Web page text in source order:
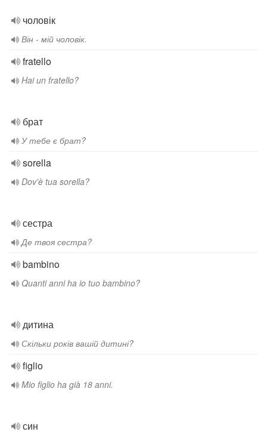
чоловік
Він - мій чоловік.
fratello
Hai un fratello?
брат
У тебе є брат?
sorella
Dov'è tua sorella?
сестра
Де твоя сестра?
bambino
Quanti anni ha io tuo bambino?
дитина
Скільки років вашій дитині?
figlio
Mio figlio ha già 18 anni.
син